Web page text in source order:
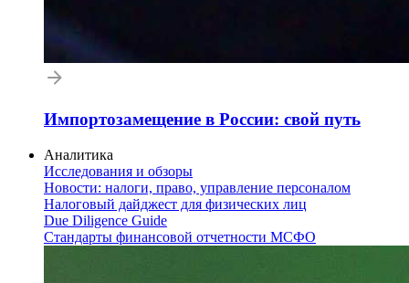
Импортозамещение в России: свой путь
Аналитика
Исследования и обзоры
Новости: налоги, право, управление персоналом
Налоговый дайджест для физических лиц
Due Diligence Guide
Стандарты финансовой отчетности МСФО